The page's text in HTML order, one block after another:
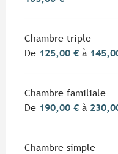
Chambre triple
De 125,00 € à
Chambre familiale
De 190,00 € à
Chambre simple